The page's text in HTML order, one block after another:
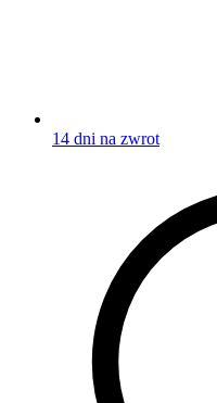
14 dni na zwrot